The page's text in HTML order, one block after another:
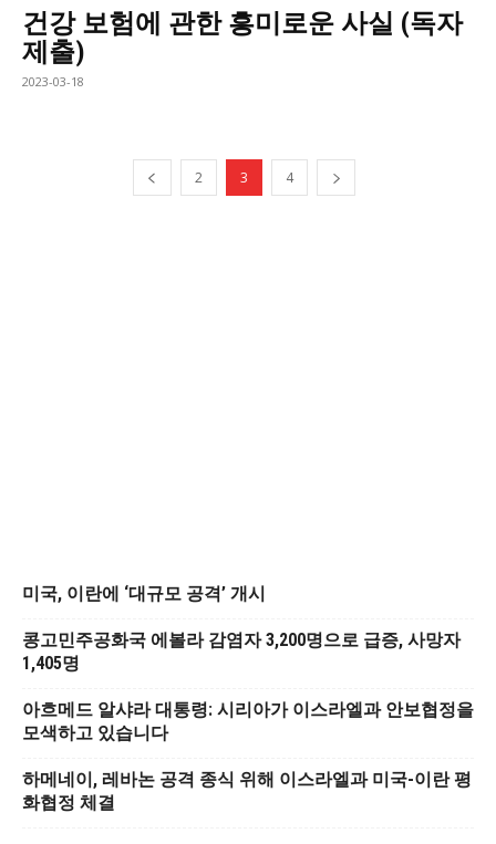
건강 보험에 관한 흥미로운 사실 ​​(독자
제출)
2023-03-18
2 3 4
미국, 이란에 ‘대규모 공격’ 개시
콩고민주공화국 에볼라 감염자 3,200명으로 급증, 사망자
1,405명
아흐메드 알샤라 대통령: 시리아가 이스라엘과 안보협정을
모색하고 있습니다
하메네이, 레바논 공격 종식 위해 이스라엘과 미국-이란 평
화협정 체결